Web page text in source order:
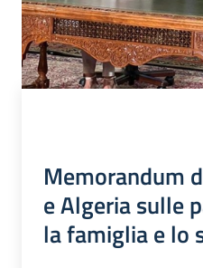
Memorandum
e Algeria sulle
la famiglia e lo